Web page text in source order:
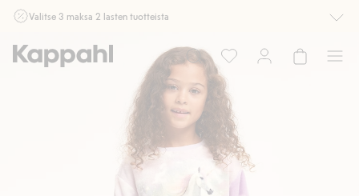
Valitse 3 maksa 2 lasten tuotteista
myymälässä ja verkossa. Ei voi yhdistää muihin alennuksiin tai tarjouksiin.
Osta nyt